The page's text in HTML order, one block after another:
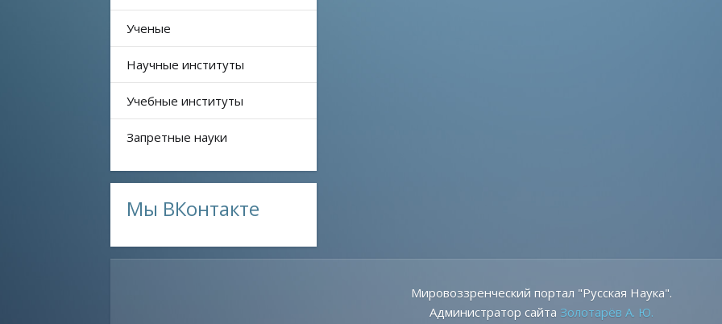
Луна
Вселенная
Земля
Геохимия
Сейсмология
Человек, Биология
Биофизика, биохимия
Ученые
Научные институты
Учебные институты
Запретные науки
Мы ВКонтакте
Мировоззренческий портал "Русская Наука".
Администратор сайта Золотарёв А. Ю.